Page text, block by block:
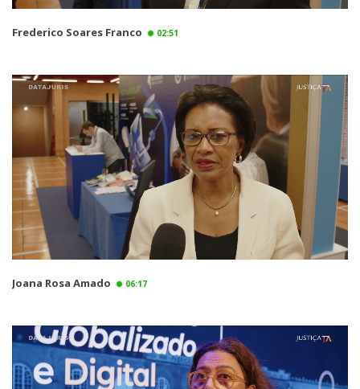
Frederico Soares Franco 02:51
Joana Rosa Amado 06:17